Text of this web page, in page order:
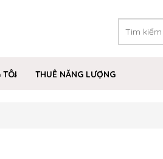
TÔI
THUÊ NĂNG LƯỢNG